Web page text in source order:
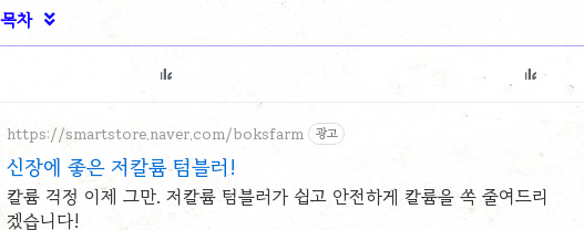
목차 
https://smartstore.naver.com/boksfarm 광고
신장에 좋은 저칼륨 텀블러!
칼륨 걱정 이제 그만. 저칼륨 텀블러가 쉽고 안전하게 칼륨을 쏙 줄여드리
겠습니다!